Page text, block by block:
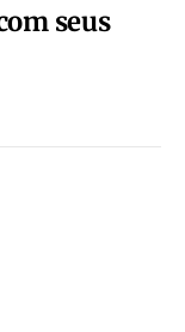
seus